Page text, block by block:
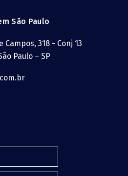
São Paulo
318 - Conj 13
Paulo – SP